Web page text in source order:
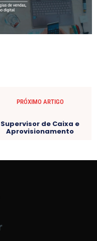
PRÓXIMO ARTIGO
Supervisor de Caixa e
Aprovisionamento